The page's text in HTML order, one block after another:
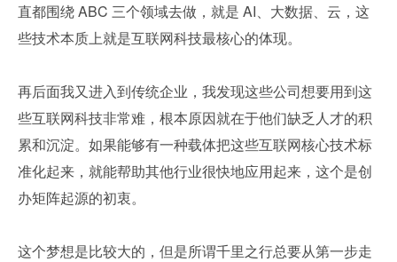
直都围绕 ABC 三个领域去做，就是 AI、大数据、云，这
些技术本质上就是互联网科技最核心的体现。
再后面我又进入到传统企业，我发现这些公司想要用到这
些互联网科技非常难，根本原因就在于他们缺乏人才的积
累和沉淀。如果能够有一种载体把这些互联网核心技术标
准化起来，就能帮助其他行业很快地应用起来，这个是创
办矩阵起源的初衷。
这个梦想是比较大的，但是所谓千里之行总要从第一步走